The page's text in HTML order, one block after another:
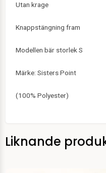
Utan krage
Knappstängning fram
Modellen bär storlek S
Märke: Sisters Point
(100% Polyester)
Liknande